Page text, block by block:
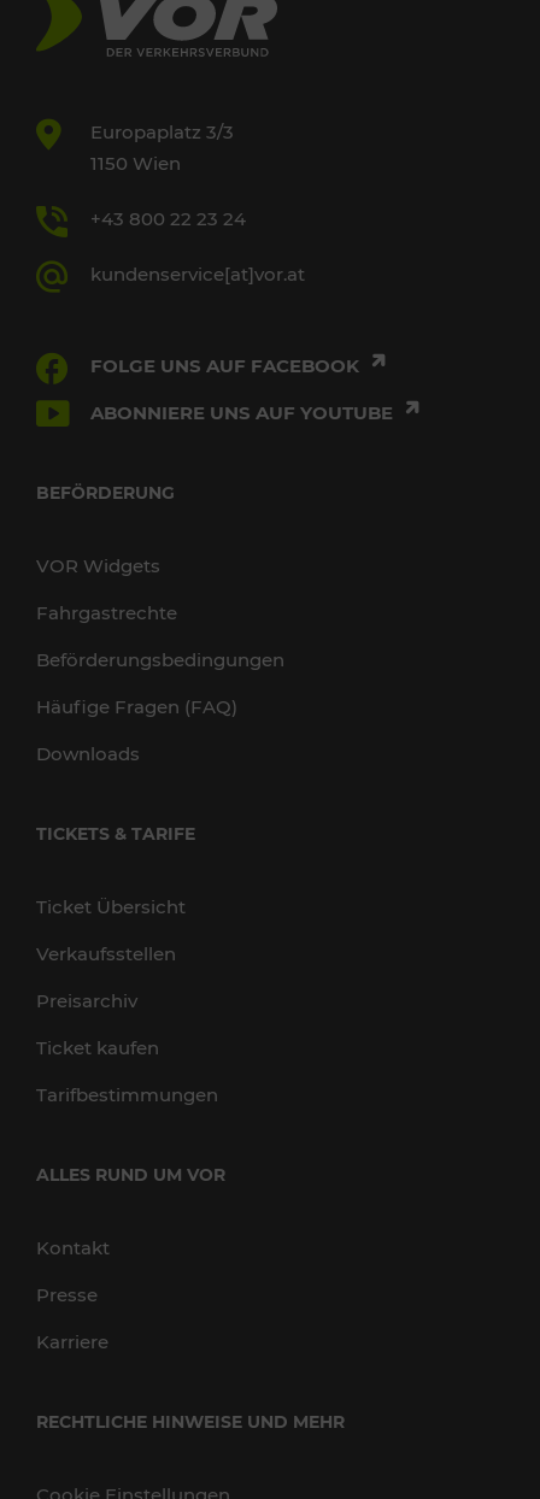
Europaplatz 3/3
1150 Wien
+43 800 22 23 24
kundenservice[at]vor.at
FOLGE UNS AUF FACEBOOK
ABONNIERE UNS AUF YOUTUBE
BEFÖRDERUNG
VOR Widgets
Fahrgastrechte
Beförderungsbedingungen
Häufige Fragen (FAQ)
Downloads
TICKETS & TARIFE
Ticket Übersicht
Verkaufsstellen
Preisarchiv
Ticket kaufen
Tarifbestimmungen
ALLES RUND UM VOR
Kontakt
Presse
Karriere
RECHTLICHE HINWEISE UND MEHR